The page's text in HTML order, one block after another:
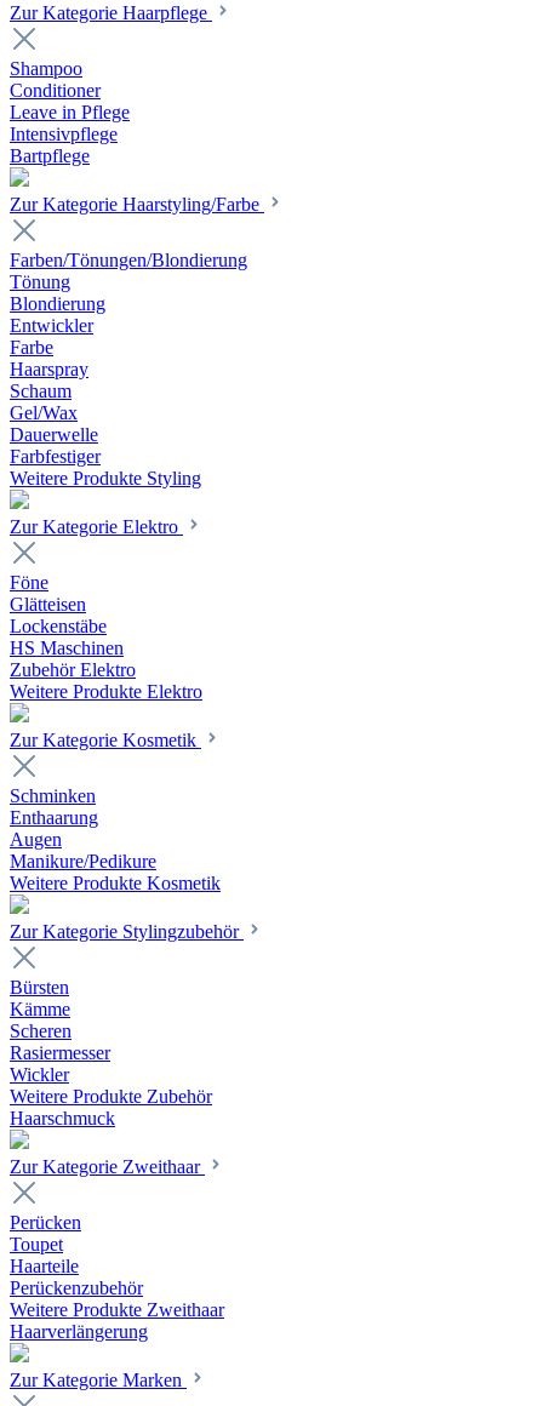
Zur Kategorie Haarpflege
Shampoo
Conditioner
Leave in Pflege
Intensivpflege
Bartpflege
Zur Kategorie Haarstyling/Farbe
Farben/Tönungen/Blondierung
Tönung
Blondierung
Entwickler
Farbe
Haarspray
Schaum
Gel/Wax
Dauerwelle
Farbfestiger
Weitere Produkte Styling
Zur Kategorie Elektro
Föne
Glätteisen
Lockenstäbe
HS Maschinen
Zubehör Elektro
Weitere Produkte Elektro
Zur Kategorie Kosmetik
Schminken
Enthaarung
Augen
Manikure/Pedikure
Weitere Produkte Kosmetik
Zur Kategorie Stylingzubehör
Bürsten
Kämme
Scheren
Rasiermesser
Wickler
Weitere Produkte Zubehör
Haarschmuck
Zur Kategorie Zweithaar
Perücken
Toupet
Haarteile
Perückenzubehör
Weitere Produkte Zweithaar
Haarverlängerung
Zur Kategorie Marken